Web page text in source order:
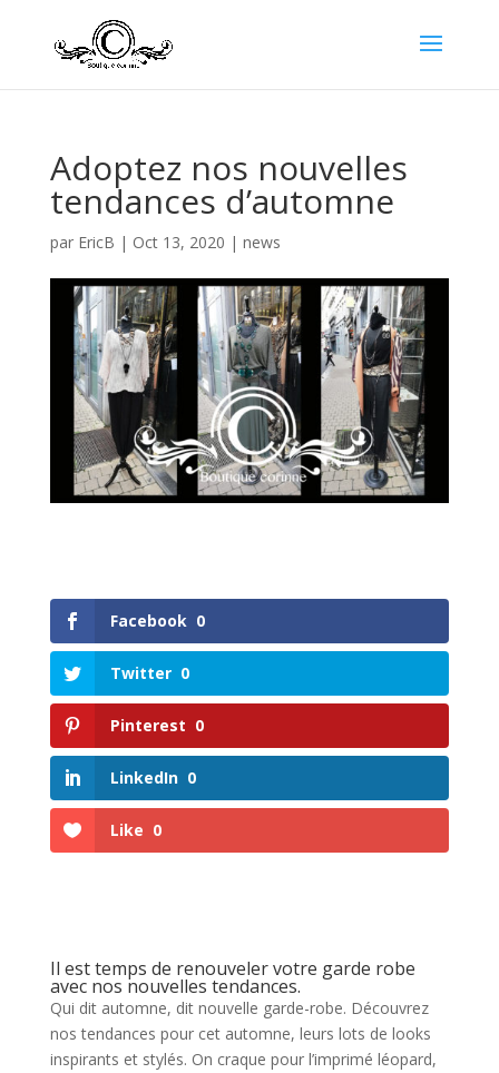
Adoptez nos nouvelles
tendances d’automne
par EricB | Oct 13, 2020 | news
Facebook 0
Twitter 0
Pinterest 0
LinkedIn 0
Like 0
Il est temps de renouveler votre garde robe
avec nos nouvelles tendances.
Qui dit automne, dit nouvelle garde-robe. Découvrez
nos tendances pour cet automne, leurs lots de looks
inspirants et stylés. On craque pour l’imprimé léopard,